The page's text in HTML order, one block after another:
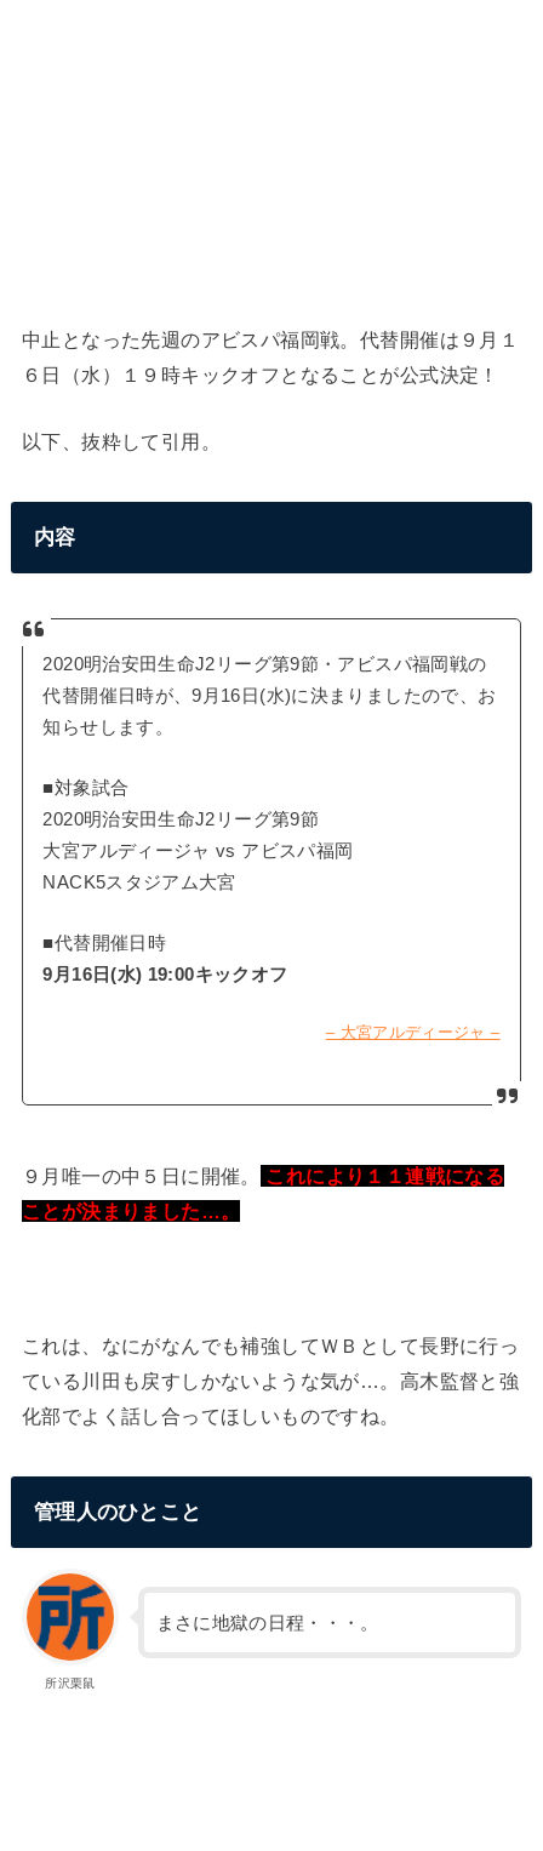
中止となった先週のアビスパ福岡戦。代替開催は９月１
６日（水）１９時キックオフとなることが公式決定！
以下、抜粋して引用。
内容
2020明治安田生命J2リーグ第9節・アビスパ福岡戦の
代替開催日時が、9月16日(水)に決まりましたので、お
知らせします。
■対象試合
2020明治安田生命J2リーグ第9節
大宮アルディージャ vs アビスパ福岡
NACK5スタジアム大宮
■代替開催日時
9月16日(水) 19:00キックオフ
– 大宮アルディージャ –
９月唯一の中５日に開催。
これにより１１連戦になる
ことが決まりました…。
これは、なにがなんでも補強してＷＢとして長野に行っ
ている川田も戻すしかないような気が…。高木監督と強
化部でよく話し合ってほしいものですね。
管理人のひとこと
所沢栗鼠
まさに地獄の日程・・・。